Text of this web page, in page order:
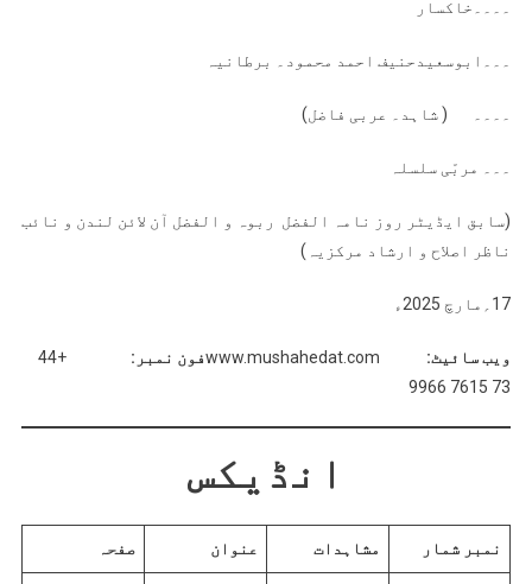
۔۔۔۔خاکسار
۔۔۔ابوسعیدحنیف احمد محمود ۔ برطانیہ
۔۔۔۔ ( شاہد۔ عربی فاضل)
۔۔۔ مربّی سلسلہ
(سابق ایڈیٹر روز نامہ الفضل ربوہ و الفضل آن لائن لندن و نائب
ناظر اصلاح و ارشاد مرکزیہ)
17؍مارچ 2025ء
ویب سائیٹ: فون نمبر:
+44
73 7615 9966
انڈیکس
نمبر شمار مشاہدات عنوان صفحہ